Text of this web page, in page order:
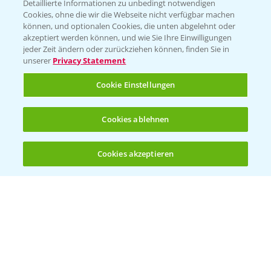
Folgen Sie uns
Allgemeine Nutzungsbedingungen
Datenschutzerklärung
Impressum
Gebrauchshinweise
© Bayer CropScience Deutschland GmbH
Detaillierte Informationen zu unbedingt notwendigen
Cookies, ohne die wir die Webseite nicht verfügbar machen
können, und optionalen Cookies, die unten abgelehnt oder
akzeptiert werden können, und wie Sie Ihre Einwilligungen
jeder Zeit ändern oder zurückziehen können, finden Sie in
unserer Privacy Statement
Cookie Einstellungen
Cookies ablehnen
Cookies akzeptieren